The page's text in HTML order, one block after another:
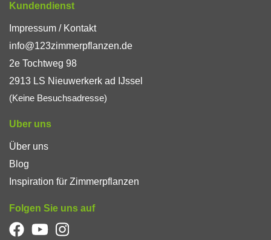
Kundendienst
Impressum / Kontakt
info@123zimmerpflanzen.de
2e Tochtweg 98
2913 LS Nieuwerkerk ad IJssel
(Keine Besuchsadresse)
Uber uns
Über uns
Blog
Inspiration für Zimmerpflanzen
Folgen Sie uns auf